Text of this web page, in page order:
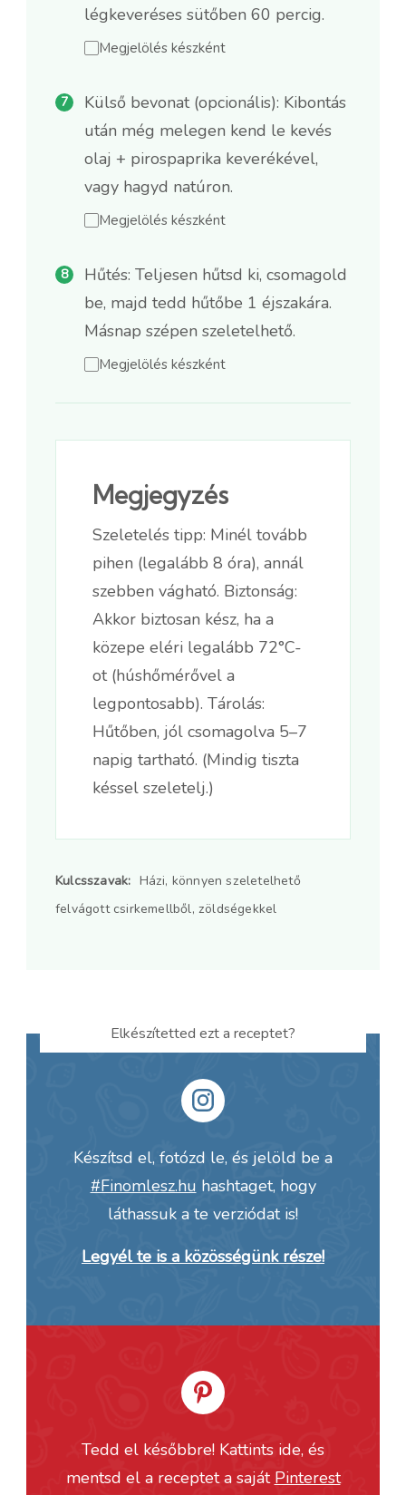
légkeveréses sütőben 60 percig.
Megjelölés készként
Külső bevonat (opcionális): Kibontás
után még melegen kend le kevés
olaj + pirospaprika keverékével,
vagy hagyd natúron.
Megjelölés készként
Hűtés: Teljesen hűtsd ki, csomagold
be, majd tedd hűtőbe 1 éjszakára.
Másnap szépen szeletelhető.
Megjelölés készként
Megjegyzés
Szeletelés tipp: Minél tovább
pihen (legalább 8 óra), annál
szebben vágható. Biztonság:
Akkor biztosan kész, ha a
közepe eléri legalább 72°C-
ot (húshőmérővel a
legpontosabb). Tárolás:
Hűtőben, jól csomagolva 5–7
napig tartható. (Mindig tiszta
késsel szeletelj.)
Kulcsszavak: Házi, könnyen szeletelhető
felvágott csirkemellből, zöldségekkel
Elkészítetted ezt a receptet?
Készítsd el, fotózd le, és jelöld be a
#Finomlesz.hu hashtaget, hogy
láthassuk a te verziódat is!
Legyél te is a közösségünk része!
Tedd el későbbre! Kattints ide, és
mentsd el a receptet a saját Pinterest